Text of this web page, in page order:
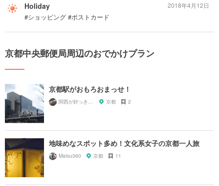
Holiday
#ショッピング #ポストカード
2018年4月12日
京都中央郵便局周辺のおでかけプラン
京都駅がおもろおまっせ！
関西が好っきゃねん 京都 2
地味めなスポット多め！文化系女子の京都一人旅
Matsu360 京都 11